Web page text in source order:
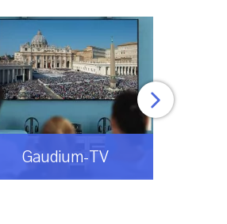
Gaudium-TV